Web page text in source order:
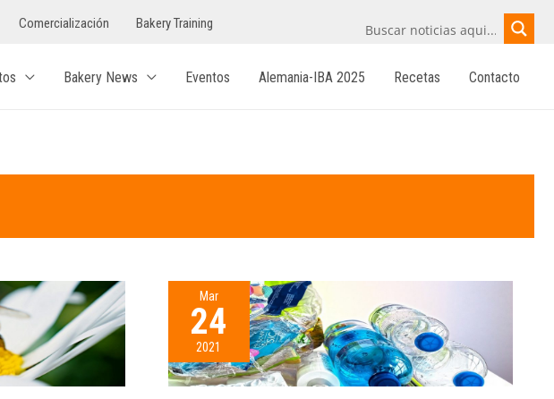
Comercialización Bakery Training
Bakery News Eventos Alemania-IBA 2025 Recetas Contacto
Mar
24
2021